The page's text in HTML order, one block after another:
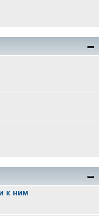
к ним